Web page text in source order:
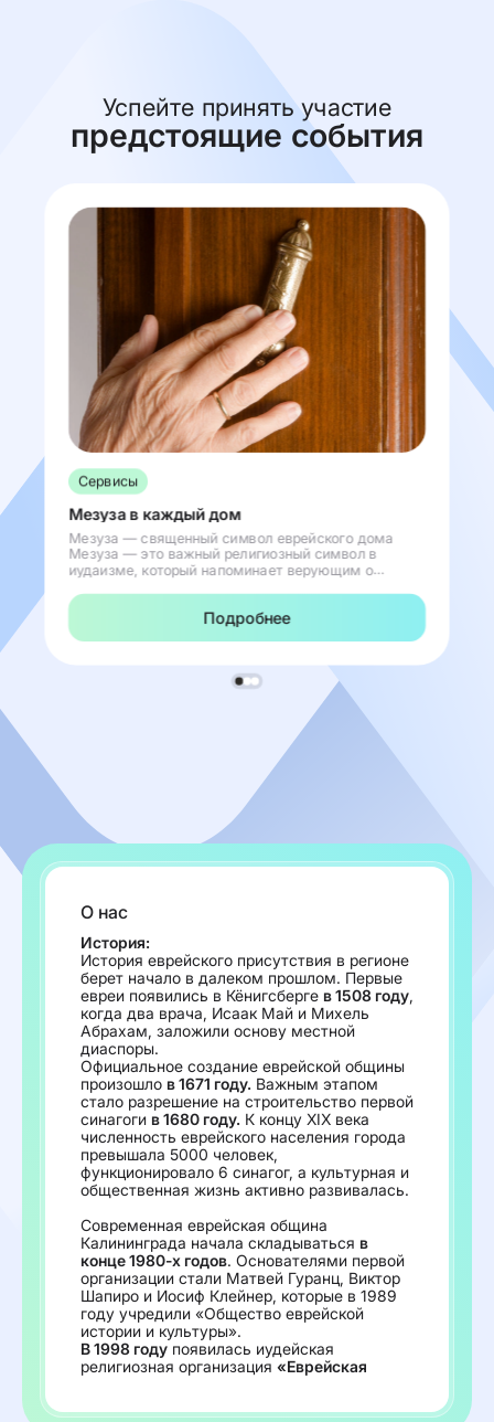
Успейте принять участие
предстоящие события
Сервисы
Мезуза в каждый дом
Мезуза — священный символ еврейского дома
Мезуза — это важный религиозный символ в
иудаизме, который напоминает верующим о
священный свиток крепится на дверных косяках
еврейских домов и служит постоянным напо...
Подробнее
О нас
История:
История еврейского присутствия в регионе
берет начало в далеком прошлом. Первые
евреи появились в Кёнигсберге в 1508 году,
когда два врача, Исаак Май и Михель
Абрахам, заложили основу местной
диаспоры.
Официальное создание еврейской общины
произошло в 1671 году. Важным этапом
стало разрешение на строительство первой
синагоги в 1680 году. К концу XIX века
численность еврейского населения города
превышала 5000 человек,
функционировало 6 синагог, а культурная и
общественная жизнь активно развивалась.
Современная еврейская община
Калининграда начала складываться в
конце 1980-х годов. Основателями первой
организации стали Матвей Гуранц, Виктор
Шапиро и Иосиф Клейнер, которые в 1989
году учредили «Общество еврейской
истории и культуры».
В 1998 году появилась иудейская
религиозная организация «Еврейская